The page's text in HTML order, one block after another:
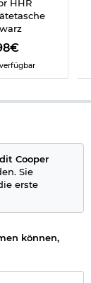
HHR
Cooper
Sie
erste
können,